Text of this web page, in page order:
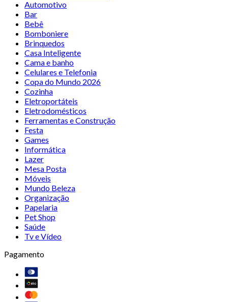
Automotivo
Bar
Bebê
Bomboniere
Brinquedos
Casa Inteligente
Cama e banho
Celulares e Telefonia
Copa do Mundo 2026
Cozinha
Eletroportáteis
Eletrodomésticos
Ferramentas e Construção
Festa
Games
Informática
Lazer
Mesa Posta
Móveis
Mundo Beleza
Organização
Papelaria
Pet Shop
Saúde
Tv e Vídeo
Pagamento